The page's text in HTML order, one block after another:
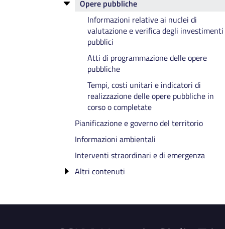
Relazione dell'OIV sul funzionamento
complessivo del Sistema di valutazione,
trasparenza e integrità
Altri atti degli organismi indipendenti di
valutazione
Relazioni degli organi di revisione
amministrativa e contabile
Rilievi dalla Corte dei Conti
Class Action
Costi contabilizzati
Servizi in rete
Dati sui pagamenti
Indicatori di tempestività dei pagamenti
Ammontare complessivo dei debiti
IBAN e Pagamenti Informatici
Opere pubbliche
Informazioni relative ai nuclei di
valutazione e verifica degli investimenti
pubblici
Atti di programmazione delle opere
pubbliche
Tempi, costi unitari e indicatori di
realizzazione delle opere pubbliche in
corso o completate
Pianificazione e governo del territorio
Informazioni ambientali
Interventi straordinari e di emergenza
Altri contenuti
Accessibilita' e Catalogo di dati,